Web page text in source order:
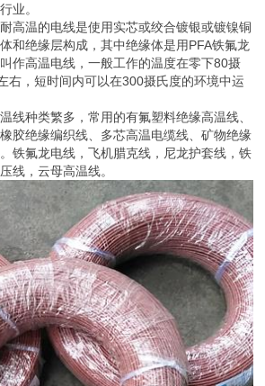
业。
高温的电线是使用实芯或绞合镀银或镀镍铜
和绝缘层构成，其中绝缘体是用PFA铁氟龙
作高温电线，一般工作的温度在零下80摄
右，短时间内可以在300摄氏度的环境中运
线种类繁多，常用的有氟塑料绝缘高温线、
胶绝缘编织线、多芯高温电缆线、矿物绝缘
铁氟龙电线，飞机腊克线，尼龙护套线，铁
线，云母高温线。